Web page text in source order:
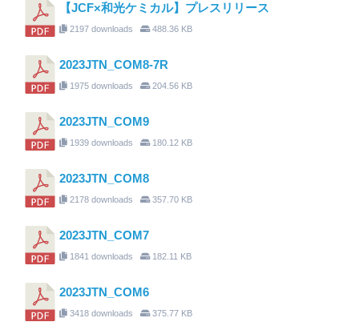
【JCF×和光ケミカル】プレスリリース
2197 downloads 488.36 KB
2023JTN_COM8-7R
1975 downloads 204.56 KB
2023JTN_COM9
1939 downloads 180.12 KB
2023JTN_COM8
2178 downloads 357.70 KB
2023JTN_COM7
1841 downloads 182.11 KB
2023JTN_COM6
3418 downloads 375.77 KB